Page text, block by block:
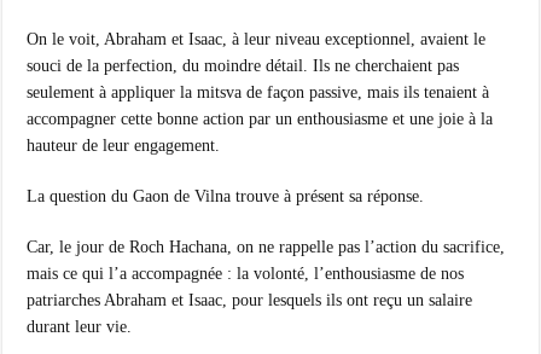
On le voit, Abraham et Isaac, à leur niveau exceptionnel, avaient le
souci de la perfection, du moindre détail. Ils ne cherchaient pas
seulement à appliquer la mitsva de façon passive, mais ils tenaient à
accompagner cette bonne action par un enthousiasme et une joie à la
hauteur de leur engagement.
La question du Gaon de Vilna trouve à présent sa réponse.
Car, le jour de Roch Hachana, on ne rappelle pas l’action du sacrifice,
mais ce qui l’a accompagnée : la volonté, l’enthousiasme de nos
patriarches Abraham et Isaac, pour lesquels ils ont reçu un salaire
durant leur vie.